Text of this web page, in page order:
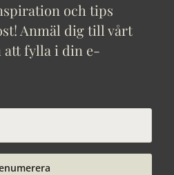
och tips
Anmäl dig till vårt
att fylla i din e-